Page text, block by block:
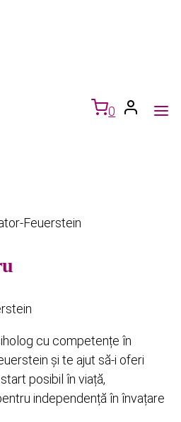
0
cu competențe în
și te ajut să-i oferi
posibil în viață,
independență în învațare